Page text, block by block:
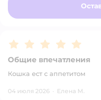
Рейтинг:5
Общие впечатления
Кошка ест с аппетитом
04 июля 2026 · Елена М.